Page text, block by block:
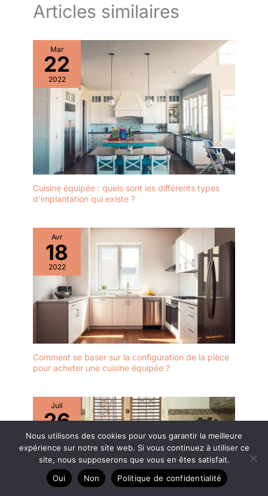
Articles similaires
Mar
22
2022
Cuisine équipée : quels sont les différents types
d’implantation qui existe ?
Avr
18
2022
Comment se baser sur la configuration de la pièce
pour acheter une cuisine équipée ?
Juil
26
2022
Nous utilisons des cookies pour vous garantir la meilleure
expérience sur notre site web. Si vous continuez à utiliser ce
site, nous supposerons que vous en êtes satisfait.
Oui
Non Politique de confidentialité